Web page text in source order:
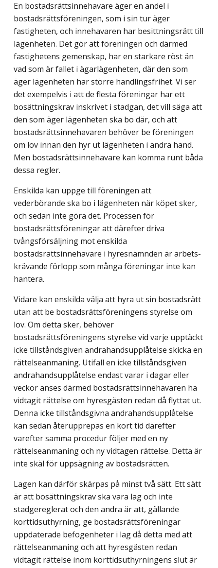
En bostadsrättsinnehavare äger en andel i
bostadsrättsföreningen, som i sin tur äger
fastigheten, och innehavaren har besittningsrätt till
lägenheten. Det gör att föreningen och därmed
fastighetens gemenskap, har en starkare röst än
vad som är fallet i ägarlägenheten, där den som
äger lägenheten har större handlingsfrihet. Vi ser
det exempelvis i att de flesta föreningar har ett
bosättningskrav inskrivet i stadgan, det vill säga att
den som äger lägenheten ska bo där, och att
bostadsrättsinnehavaren behöver be föreningen
om lov innan den hyr ut lägenheten i andra hand.
Men bostadsrättsinne­havare kan komma runt båda
dessa regler.
Enskilda kan uppge till föreningen att
vederbörande ska bo i lägenheten när köpet sker,
och sedan inte göra det. Processen för
bostadsrättsföreningar att därefter driva
tvångsförsäljning mot enskilda
bostadsrättsinnehavare i hyresnämnden är arbets­
krävande förlopp som många föreningar inte kan
hantera.
Vidare kan enskilda välja att hyra ut sin bostadsrätt
utan att be bostadsrätts­föreningens styrelse om
lov. Om detta sker, behöver
bostadsrättsföreningens styrelse vid varje upptäckt
icke tillståndsgiven andrahandsupplåtelse skicka en
rättelseanmaning. Utifall en icke tillståndsgiven
andrahandsupplåtelse endast varar i dagar eller
veckor anses därmed bostadsrättsinnehavaren ha
vidtagit rättelse om hyresgästen redan då flyttat ut.
Denna icke tillståndsgivna andrahandsupplåtelse
kan sedan återupprepas en kort tid därefter
varefter samma procedur följer med en ny
rättelseanmaning och ny vidtagen rättelse. Detta är
inte skäl för uppsägning av bostadsrätten.
Lagen kan därför skärpas på minst två sätt. Ett sätt
är att bosättningskrav ska vara lag och inte
stadgereglerat och den andra är att, gällande
korttidsuthyrning, ge bostadsrättsföreningar
uppdaterade befogenheter i lag då detta med att
rättelseanmaning och att hyresgästen redan
vidtagit rättelse inom korttidsuthyrningens slut är